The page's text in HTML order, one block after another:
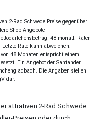
2-Rad Schwede Preise gegenüber
Shop-Angebote
48 monatl. Raten
Rate kann abweichen.
48 Monaten entspricht einem
Ein Angebot der Santander
Die Angaben stellen
dar.
attrativen 2-Rad Schwede